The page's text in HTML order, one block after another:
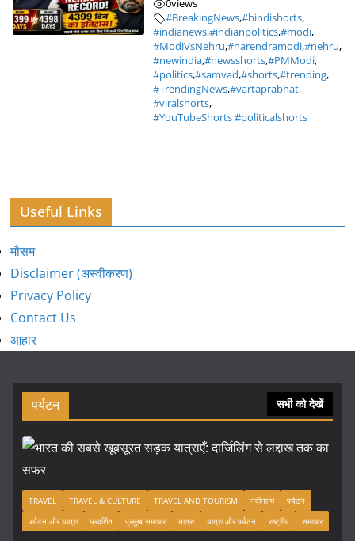
0views
#BreakingNews,#hindishorts,
#indianews,#indianpolitics,#modi,
#ModiVsNehru,#narendramodi,#nehru,
#newindia,#newsshorts,#PMModi,
#politics,#samvad,#shorts,#trending,
#TrendingNews,#vartaprabhat,
#viralshorts,
#YouTubeShorts #politicalshorts
Useful Links
मौसम
Disclaimer (अस्वीकरण)
Privacy Policy
Contact Us
आहार
पर्यटन सभी को देखें
TRAVEL TRAVEL & CULTURE TRAVEL AND TOURISM नवीनतम
पर्यटन
पर्यटन और यात्रा
प्रदर्शित प्रमुख समाचार यात्रा यात्रा और पर्यटन राष्ट्रीय समाचार